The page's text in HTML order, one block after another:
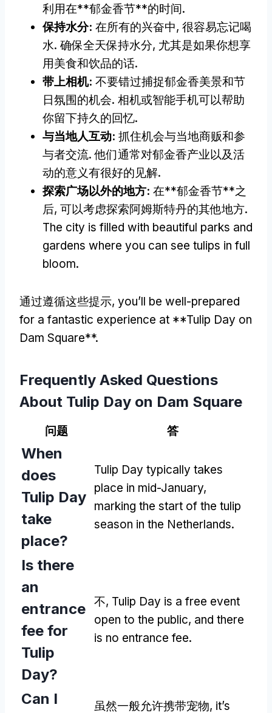
利用在**郁金香节**的时间.
保持水分: 在所有的兴奋中, 很容易忘记喝
水. 确保全天保持水分, 尤其是如果你想享
用美食和饮品的话.
带上相机: 不要错过捕捉郁金香美景和节
日氛围的机会. 相机或智能手机可以帮助
你留下持久的回忆.
与当地人互动: 抓住机会与当地商贩和参
与者交流. 他们通常对郁金香产业以及活
动的意义有很好的见解.
探索广场以外的地方: 在**郁金香节**之
后, 可以考虑探索阿姆斯特丹的其他地方.
The city is filled with beautiful parks and
gardens where you can see tulips in full
bloom.
通过遵循这些提示, you’ll be well-prepared
for a fantastic experience at **Tulip Day on
Dam Square**.
Frequently Asked Questions
About Tulip Day on Dam Square
问题 答
When
does
Tulip Day
take
place?
Tulip Day typically takes
place in mid-January,
marking the start of the tulip
season in the Netherlands.
Is there
an
entrance
fee for
Tulip
Day?
不, Tulip Day is a free event
open to the public, and there
is no entrance fee.
Can I
虽然一般允许携带宠物, it’s